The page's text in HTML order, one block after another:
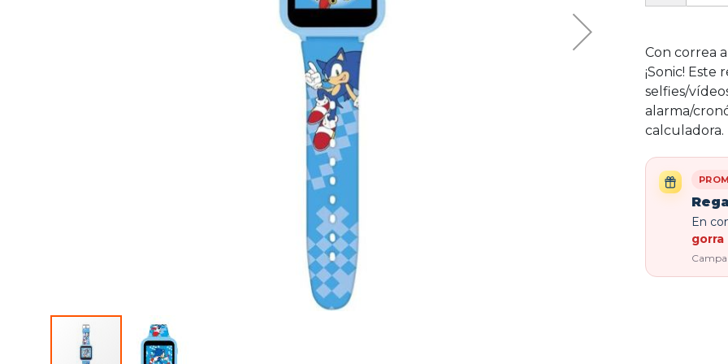
Con correa
¡Sonic!
selfies/
alarma/
calculadora.
En
gorra